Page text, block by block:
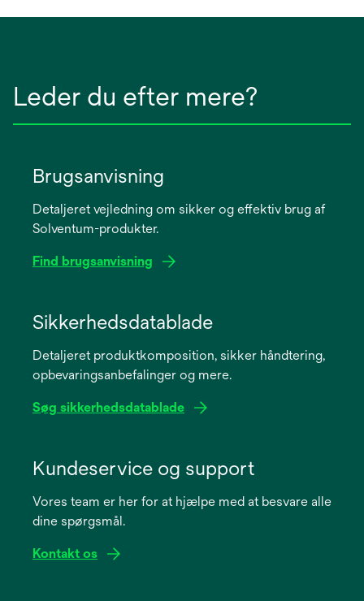
Leder du efter mere?
Brugsanvisning
Detaljeret vejledning om sikker og effektiv brug af
Solventum-produkter.
Find brugsanvisning
new
Sikkerhedsdatablade
Detaljeret produktkomposition, sikker håndtering,
opbevaringsanbefalinger og mere.
Søg sikkerhedsdatablade
new
Kundeservice og support
Vores team er her for at hjælpe med at besvare alle
dine spørgsmål.
Kontakt os